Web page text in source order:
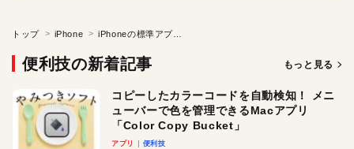
トップ iPhone
便利技の新着記事 もっと見る
コピーしたカラーコードを自動検知！ メニ
ューバーで色を管理できるMacアプリ
「Color Copy Bucket」
アプリ 便利技